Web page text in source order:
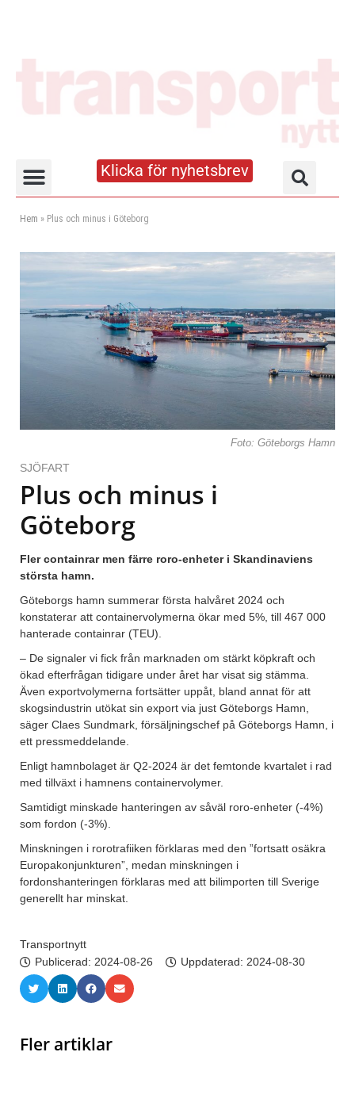
Klicka för nyhetsbrev
Hem » Plus och minus i Göteborg
Foto: Göteborgs Hamn
SJÖFART
Plus och minus i
Göteborg
Fler containrar men färre roro-enheter i Skandinaviens
största hamn.
Göteborgs hamn summerar första halvåret 2024 och
konstaterar att containervolymerna ökar med 5%, till 467 000
hanterade containrar (TEU).
– De signaler vi fick från marknaden om stärkt köpkraft och
ökad efterfrågan tidigare under året har visat sig stämma.
Även exportvolymerna fortsätter uppåt, bland annat för att
skogsindustrin utökat sin export via just Göteborgs Hamn,
säger Claes Sundmark, försäljningschef på Göteborgs Hamn, i
ett pressmeddelande.
Enligt hamnbolaget är Q2-2024 är det femtonde kvartalet i rad
med tillväxt i hamnens containervolymer.
Samtidigt minskade hanteringen av såväl roro-enheter (-4%)
som fordon (-3%).
Minskningen i rorotrafiiken förklaras med den ”fortsatt osäkra
Europakonjunkturen”, medan minskningen i
fordonshanteringen förklaras med att bilimporten till Sverige
generellt har minskat.
Transportnytt
Publicerad: 2024-08-26 Uppdaterad: 2024-08-30
Fler artiklar